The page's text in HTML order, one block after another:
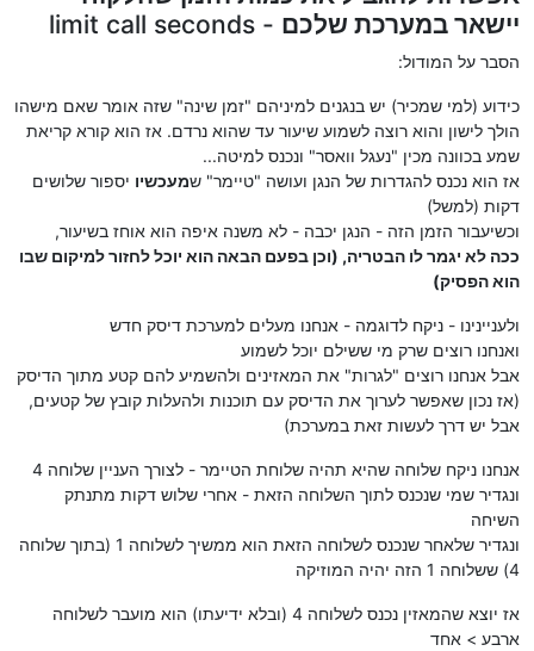
יישאר במערכת שלכם - limit call seconds
הסבר על המודול:
כידוע (למי שמכיר) יש בנגנים למיניהם "זמן שינה" שזה אומר שאם מישהו
הולך לישון והוא רוצה לשמוע שיעור עד שהוא נרדם. אז הוא קורא קריאת
שמע בכוונה מכין "נעגל וואסר" ונכנס למיטה...
אז הוא נכנס להגדרות של הנגן ועושה "טיימר" שמעכשיו יספור שלושים
דקות (למשל)
וכשיעבור הזמן הזה - הנגן יכבה - לא משנה איפה הוא אוחז בשיעור,
ככה לא יגמר לו הבטריה, (וכן בפעם הבאה הוא יוכל לחזור למיקום שבו
הוא הפסיק)
ולעניינינו - ניקח לדוגמה - אנחנו מעלים למערכת דיסק חדש
ואנחנו רוצים שרק מי ששילם יוכל לשמוע
אבל אנחנו רוצים "לגרות" את המאזינים ולהשמיע להם קטע מתוך הדיסק
(אז נכון שאפשר לערוך את הדיסק עם תוכנות ולהעלות קובץ של קטעים,
אבל יש דרך לעשות זאת במערכת)
אנחנו ניקח שלוחה שהיא תהיה שלוחת הטיימר - לצורך העניין שלוחה 4
ונגדיר שמי שנכנס לתוך השלוחה הזאת - אחרי שלוש דקות מתנתק
השיחה
ונגדיר שלאחר שנכנס לשלוחה הזאת הוא ממשיך לשלוחה 1 (בתוך שלוחה
4) ששלוחה 1 הזה יהיה המוזיקה
אז יוצא שהמאזין נכנס לשלוחה 4 (ובלא ידיעתו) הוא מועבר לשלוחה
ארבע > אחד